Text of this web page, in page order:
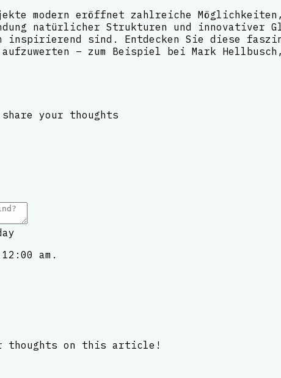
modern eröffnet zahlreiche
natürlicher Strukturen und innovativer
inspirierend sind. Entdecken Sie diese
aufzuwerten – zum Beispiel bei Mark
your thoughts
am.
thoughts on this article!